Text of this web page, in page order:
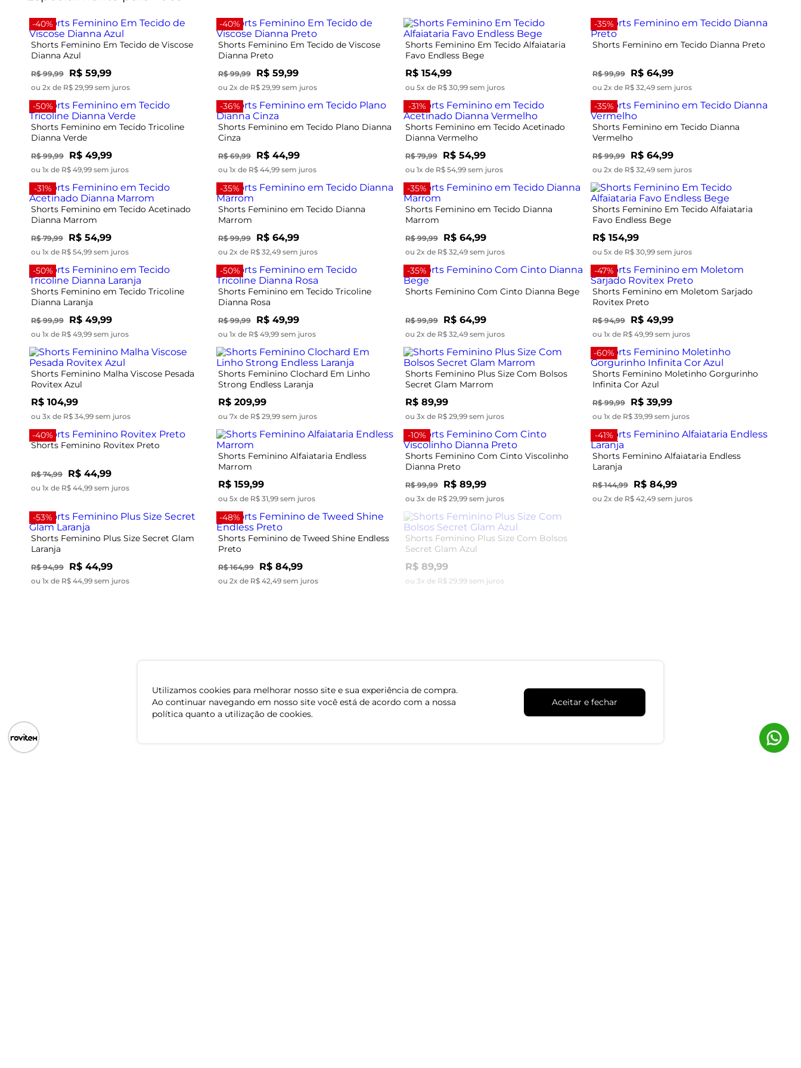
Utilizamos cookies para melhorar nosso site e sua experiência de compra.
Ao continuar navegando em nosso site você está de acordo com a nossa
política quanto a utilização de cookies.
Aceitar e fechar
-40%
Shorts Feminino Em Tecido de Viscose
Dianna Azul
R$ 99,99 R$ 59,99
ou 2x de R$ 29,99 sem juros
-40%
Shorts Feminino Em Tecido de Viscose
Dianna Preto
R$ 99,99 R$ 59,99
ou 2x de R$ 29,99 sem juros
Shorts Feminino Em Tecido Alfaiataria
Favo Endless Bege
R$ 154,99
ou 5x de R$ 30,99 sem juros
-35%
Shorts Feminino em Tecido Dianna Preto
R$ 99,99 R$ 64,99
ou 2x de R$ 32,49 sem juros
-50%
Shorts Feminino em Tecido Tricoline
Dianna Verde
R$ 99,99 R$ 49,99
ou 1x de R$ 49,99 sem juros
-36%
Shorts Feminino em Tecido Plano Dianna
Cinza
R$ 69,99 R$ 44,99
ou 1x de R$ 44,99 sem juros
-31%
Shorts Feminino em Tecido Acetinado
Dianna Vermelho
R$ 79,99 R$ 54,99
ou 1x de R$ 54,99 sem juros
-35%
Shorts Feminino em Tecido Dianna
Vermelho
R$ 99,99 R$ 64,99
ou 2x de R$ 32,49 sem juros
-31%
Shorts Feminino em Tecido Acetinado
Dianna Marrom
R$ 79,99 R$ 54,99
ou 1x de R$ 54,99 sem juros
-35%
Shorts Feminino em Tecido Dianna
Marrom
R$ 99,99 R$ 64,99
ou 2x de R$ 32,49 sem juros
-35%
Shorts Feminino em Tecido Dianna
Marrom
R$ 99,99 R$ 64,99
ou 2x de R$ 32,49 sem juros
Shorts Feminino Em Tecido Alfaiataria
Favo Endless Bege
R$ 154,99
ou 5x de R$ 30,99 sem juros
-50%
Shorts Feminino em Tecido Tricoline
Dianna Laranja
R$ 99,99 R$ 49,99
ou 1x de R$ 49,99 sem juros
-50%
Shorts Feminino em Tecido Tricoline
Dianna Rosa
R$ 99,99 R$ 49,99
ou 1x de R$ 49,99 sem juros
-35%
Shorts Feminino Com Cinto Dianna Bege
R$ 99,99 R$ 64,99
ou 2x de R$ 32,49 sem juros
-47%
Shorts Feminino em Moletom Sarjado
Rovitex Preto
R$ 94,99 R$ 49,99
ou 1x de R$ 49,99 sem juros
Shorts Feminino Malha Viscose Pesada
Rovitex Azul
R$ 104,99
ou 3x de R$ 34,99 sem juros
Shorts Feminino Clochard Em Linho
Strong Endless Laranja
R$ 209,99
ou 7x de R$ 29,99 sem juros
Shorts Feminino Plus Size Com Bolsos
Secret Glam Marrom
R$ 89,99
ou 3x de R$ 29,99 sem juros
-60%
Shorts Feminino Moletinho Gorgurinho
Infinita Cor Azul
R$ 99,99 R$ 39,99
ou 1x de R$ 39,99 sem juros
-40%
Shorts Feminino Rovitex Preto
R$ 74,99 R$ 44,99
ou 1x de R$ 44,99 sem juros
Shorts Feminino Alfaiataria Endless
Marrom
R$ 159,99
ou 5x de R$ 31,99 sem juros
-10%
Shorts Feminino Com Cinto Viscolinho
Dianna Preto
R$ 99,99 R$ 89,99
ou 3x de R$ 29,99 sem juros
-41%
Shorts Feminino Alfaiataria Endless
Laranja
R$ 144,99 R$ 84,99
ou 2x de R$ 42,49 sem juros
-53%
Shorts Feminino Plus Size Secret Glam
Laranja
R$ 94,99 R$ 44,99
ou 1x de R$ 44,99 sem juros
-48%
Shorts Feminino de Tweed Shine Endless
Preto
R$ 164,99 R$ 84,99
ou 2x de R$ 42,49 sem juros
Shorts Feminino Plus Size Com Bolsos
Secret Glam Azul
R$ 89,99
ou 3x de R$ 29,99 sem juros